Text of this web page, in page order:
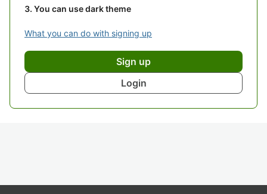
You can use dark theme
What you can do with signing up
Sign up
Login